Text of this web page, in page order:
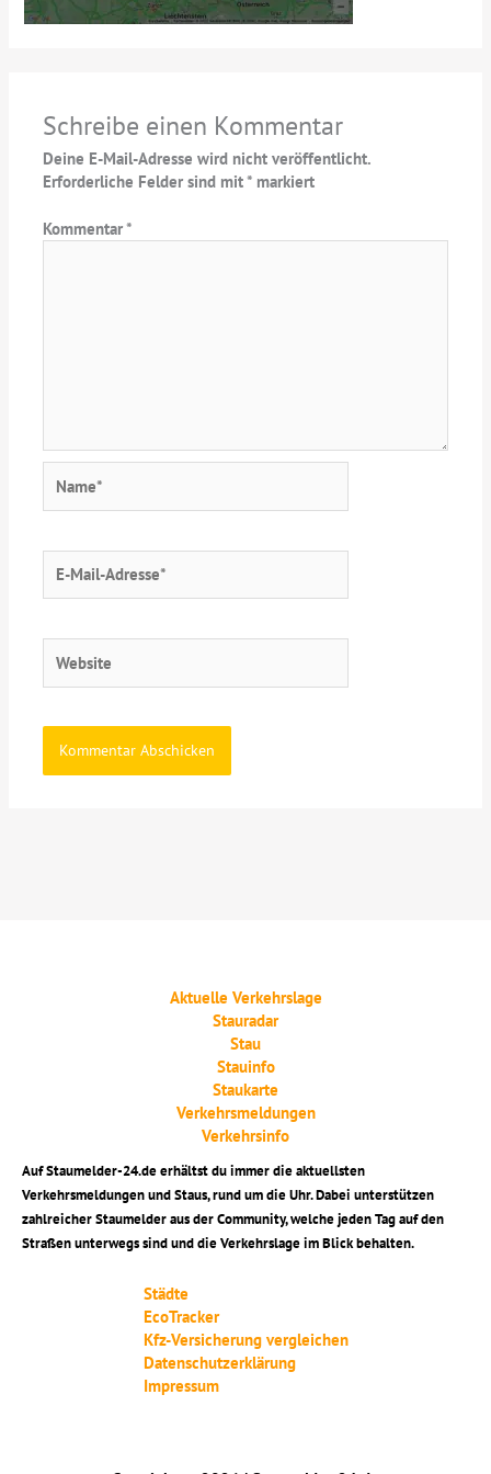
Schreibe einen Kommentar
Deine E-Mail-Adresse wird nicht veröffentlicht.
Erforderliche Felder sind mit* markiert
Kommentar*
Mail-
Aktuelle Verkehrslage
Stauradar
Stau
Stauinfo
Staukarte
Verkehrsmeldungen
Verkehrsinfo
Auf Staumelder-24.de erhältst du immer die aktuellsten
Verkehrsmeldungen und Staus, rund um die Uhr. Dabei unterstützen
zahlreicher Staumelder aus der Community, welche jeden Tag auf den
Straßen unterwegs sind und die Verkehrslage im Blick behalten.
Städte
EcoTracker
Kfz-Versicherung vergleichen
Datenschutzerklärung
Impressum